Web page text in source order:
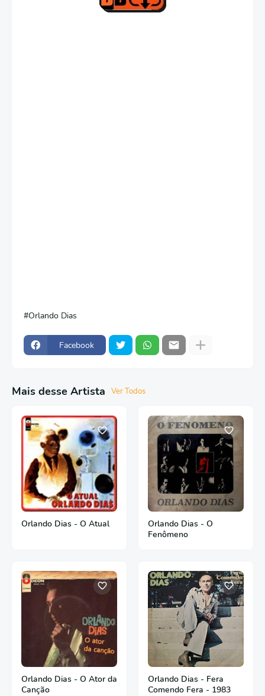
Orlando Dias
Facebook
Mais desse Artista Ver Todos
Orlando Dias - O Atual
Orlando Dias - O
Fenômeno
Orlando Dias - O Ator da
Canção
Orlando Dias - Fera
Comendo Fera - 1983